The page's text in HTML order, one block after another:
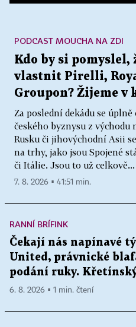
Kdo by si pomyslel,
vlastnit Pirelli,
Groupon? Žijeme
Za poslední dekádu se
českého byznysu z východu
Rusku či jihovýchodní Asii
na trhy, jako jsou Spojené
či Itálie. Jsou to už celkově...
PODCAST MOUCHA NA ZDI
7. 8. 2026 ▪ 41:51 min.
RANNÍ BRÍFINK
Čekají nás napínavé
United, právnické
podání ruky.
6. 8. 2026 ▪ 1 min. čtení